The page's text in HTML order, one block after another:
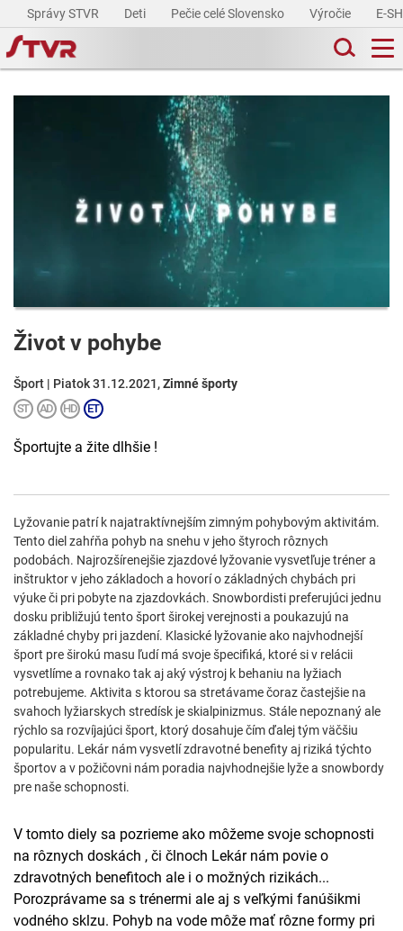
Správy STVR Deti Pečie celé Slovensko Výročie E-
Život v pohybe
Šport | Piatok 31.12.2021,Zimné športy
Športujte a žite dlhšie !
Lyžovanie patrí k najatraktívnejším zimným pohybovým aktivitám.
Tento diel zahŕňa pohyb na snehu v jeho štyroch rôznych
podobách. Najrozšírenejšie zjazdové lyžovanie vysvetľuje tréner a
inštruktor v jeho základoch a hovorí o základných chybách pri
výuke či pri pobyte na zjazdovkách. Snowbordisti preferujúci jednu
dosku približujú tento šport širokej verejnosti a poukazujú na
základné chyby pri jazdení. Klasické lyžovanie ako najvhodnejší
šport pre širokú masu ľudí má svoje špecifiká, ktoré si v relácii
vysvetlíme a rovnako tak aj aký výstroj k behaniu na lyžiach
potrebujeme. Aktivita s ktorou sa stretávame čoraz častejšie na
svahoch lyžiarskych stredísk je skialpinizmus. Stále nepoznaný ale
rýchlo sa rozvíjajúci šport, ktorý dosahuje čím ďalej tým väčšiu
popularitu. Lekár nám vysvetlí zdravotné benefity aj riziká týchto
športov a v požičovni nám poradia najvhodnejšie lyže a snowbordy
pre naše schopnosti.
V tomto diely sa pozrieme ako môžeme svoje schopnosti
na rôznych doskách , či člnoch Lekár nám povie o
zdravotných benefitoch ale i o možných rizikách...
Porozprávame sa s trénermi ale aj s veľkými fanúšikmi
vodného sklzu. Pohyb na vode môže mať rôzne formy pri